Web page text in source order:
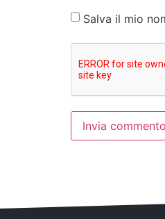
Salva il mio